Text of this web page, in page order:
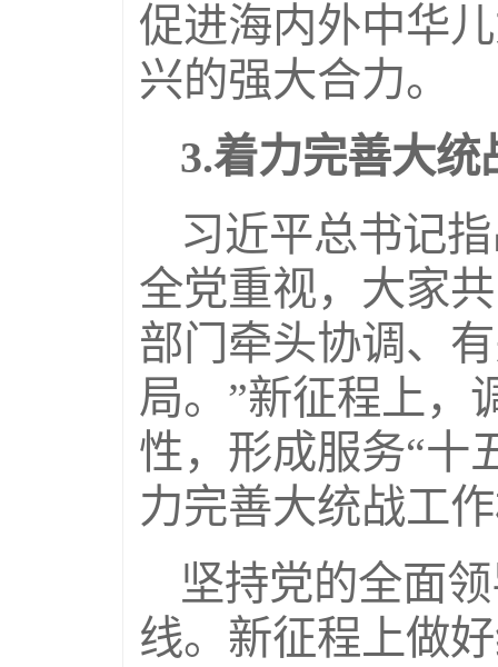
促进海内外中华
兴的强大合力。
3.着力完善大统
习近平总书记
全党重视，大家
部门牵头协调、
局。”新征程上，
性，形成服务“十
力完善大统战工
坚持党的全面
线。新征程上做